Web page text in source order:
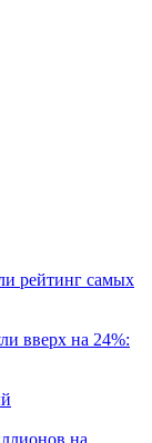
рейтинг самых
вверх на 24%:
на